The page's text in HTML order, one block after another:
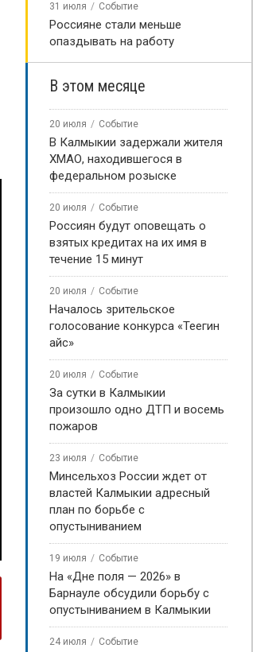
31 июля Событие
Россияне стали меньше
опаздывать на работу
В этом месяце
20 июля Событие
В Калмыкии задержали жителя
ХМАО, находившегося в
федеральном розыске
20 июля Событие
Россиян будут оповещать о
взятых кредитах на их имя в
течение 15 минут
20 июля Событие
Началось зрительское
голосование конкурса «Теегин
айс»
20 июля Событие
За сутки в Калмыкии
произошло одно ДТП и восемь
пожаров
23 июля Событие
Минсельхоз России ждет от
властей Калмыкии адресный
план по борьбе с
опустыниванием
19 июля Событие
На «Дне поля — 2026» в
Барнауле обсудили борьбу с
опустыниванием в Калмыкии
24 июля Событие